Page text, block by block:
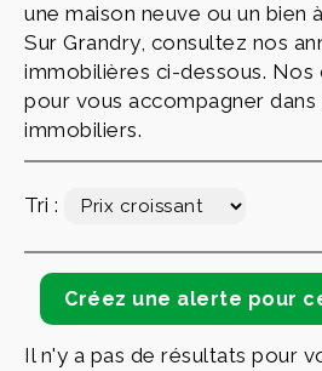
une maison neuve ou un bien
Sur Grandry, consultez nos
immobilières ci-dessous. Nos
pour vous accompagner
immobiliers.
Tri :
Il n'y a pas de résultats pour